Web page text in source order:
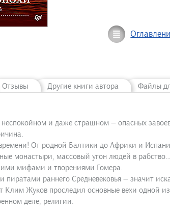
Отзывы Другие книги автора Файлы
и даже страшном — опасных
От родной Балтики до Африки и
монастыри, массовый угон людей в
мифами и творениями Гомера.
раннего Средневековья — значит
Клим Жуков проследил основные вехи одной
деле, религии.